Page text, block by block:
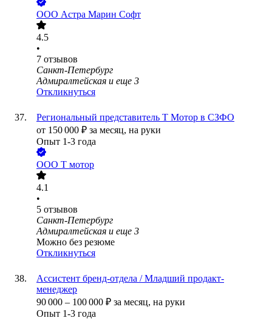
ООО Астра Марин Софт
4.5
•
7 отзывов
Санкт-Петербург
Адмиралтейская и еще 3
Откликнуться
Региональный представитель Т Мотор в СЗФО
от 150 000 ₽ за месяц, на руки
Опыт 1-3 года
ООО Т мотор
4.1
•
5 отзывов
Санкт-Петербург
Адмиралтейская и еще 3
Можно без резюме
Откликнуться
Ассистент бренд-отдела / Младший продакт-
менеджер
90 000 – 100 000 ₽ за месяц, на руки
Опыт 1-3 года